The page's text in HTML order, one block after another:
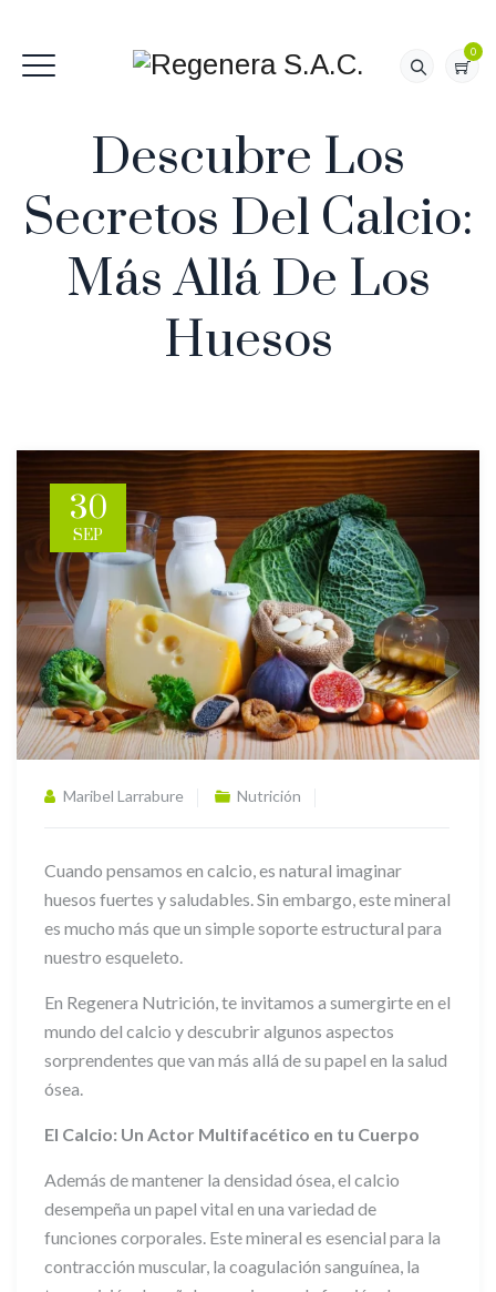
0
Descubre Los
Secretos Del Calcio:
Más Allá De Los
Huesos
30
SEP
Maribel Larrabure Nutrición
Cuando pensamos en calcio, es natural imaginar
huesos fuertes y saludables. Sin embargo, este mineral
es mucho más que un simple soporte estructural para
nuestro esqueleto.
En Regenera Nutrición, te invitamos a sumergirte en el
mundo del calcio y descubrir algunos aspectos
sorprendentes que van más allá de su papel en la salud
ósea.
El Calcio: Un Actor Multifacético en tu Cuerpo
Además de mantener la densidad ósea, el calcio
desempeña un papel vital en una variedad de
funciones corporales. Este mineral es esencial para la
contracción muscular, la coagulación sanguínea, la